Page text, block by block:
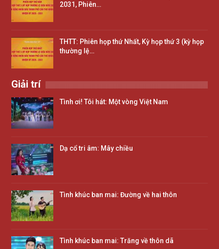
2031, Phiên…
THTT: Phiên họp thứ Nhất, Kỳ họp thứ 3 (kỳ họp
thường lệ…
Giải trí
Tình ơi! Tôi hát: Một vòng Việt Nam
Dạ cổ tri âm: Mây chiều
Tình khúc ban mai: Đường về hai thôn
Tình khúc ban mai: Trăng về thôn dã